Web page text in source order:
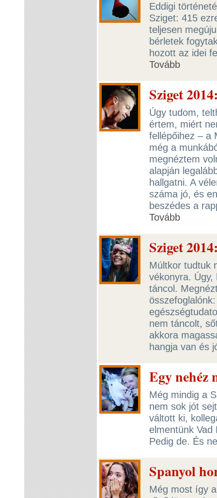
Eddigi
Sziget: 415
teljesen
bérletek
hozott az idei
Tovább
Sziget
Úgy tudom,
értem, miért
fellépőihez – a
még a
megnéztem
alapján
hallgatni. A
száma jó, és
beszédes a
Tovább
Sziget
Múltkor tudtuk
vékonyra.
táncol.
nem táncolt,
akkora
hangja van és
Egy nehéz
Még mindig a
nem sok jót
váltott ki,
elmentünk
Pedig de. És
Spanyol
Még most így